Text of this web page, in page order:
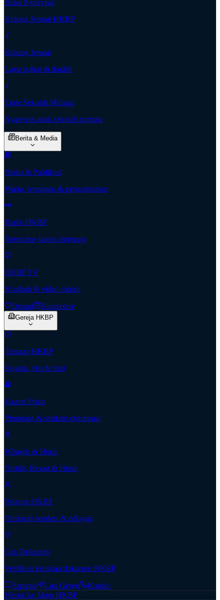
Buku Nyanyian
Kidung Jemaat HKBP
Kidung Jemaat
Lagu pujian & ibadah
Ende Sekolah Minggu
Nyanyian anak sekolah minggu
Berita & Media
Berita & Publikasi
Warta, renungan & pengumuman
Radio HKBP
Streaming siaran langsung
HKBP TV
Khotbah & video rohani
Donasi Kolportase
Gereja HKBP
Tentang HKBP
Sejarah, visi & misi
Kantor Pusat
Pimpinan & struktur organisasi
Wilayah & Huria
Distrik, Resort & Huria
Pelayan HKBP
Direktori pendeta & pelayan
Cek Dokumen
Verifikasi keaslian dokumen HKBP
Aspirasi Cari Gereja
Kontak
Masuk ke Akun HKBP